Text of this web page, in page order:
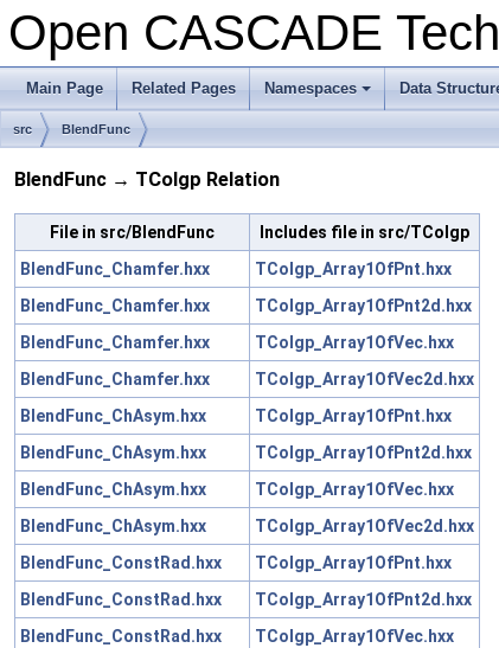
Open CASCADE
Main Page Related Pages
+
Namespaces Data
src BlendFunc
BlendFunc → TColgp Relation
File in src/BlendFunc
Includes file in src/TColgp
BlendFunc_Chamfer.hxx
TColgp_Array1OfPnt.hxx
BlendFunc_Chamfer.hxx
TColgp_Array1OfPnt2d.hxx
BlendFunc_Chamfer.hxx
TColgp_Array1OfVec.hxx
BlendFunc_Chamfer.hxx
TColgp_Array1OfVec2d.hxx
BlendFunc_ChAsym.hxx
TColgp_Array1OfPnt.hxx
BlendFunc_ChAsym.hxx
TColgp_Array1OfPnt2d.hxx
BlendFunc_ChAsym.hxx
TColgp_Array1OfVec.hxx
BlendFunc_ChAsym.hxx
TColgp_Array1OfVec2d.hxx
BlendFunc_ConstRad.hxx
TColgp_Array1OfPnt.hxx
BlendFunc_ConstRad.hxx
TColgp_Array1OfPnt2d.hxx
BlendFunc_ConstRad.hxx
TColgp_Array1OfVec.hxx